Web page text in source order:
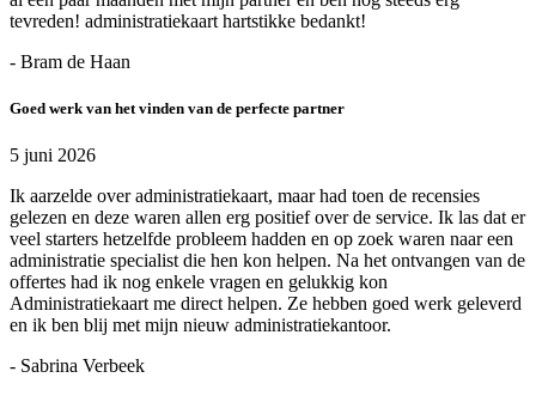
tevreden! administratiekaart hartstikke bedankt!
- Bram de Haan
Goed werk van het vinden van de perfecte partner
5 juni 2026
Ik aarzelde over administratiekaart, maar had toen de recensies
gelezen en deze waren allen erg positief over de service. Ik las dat er
veel starters hetzelfde probleem hadden en op zoek waren naar een
administratie specialist die hen kon helpen. Na het ontvangen van de
offertes had ik nog enkele vragen en gelukkig kon
Administratiekaart me direct helpen. Ze hebben goed werk geleverd
en ik ben blij met mijn nieuw administratiekantoor.
- Sabrina Verbeek